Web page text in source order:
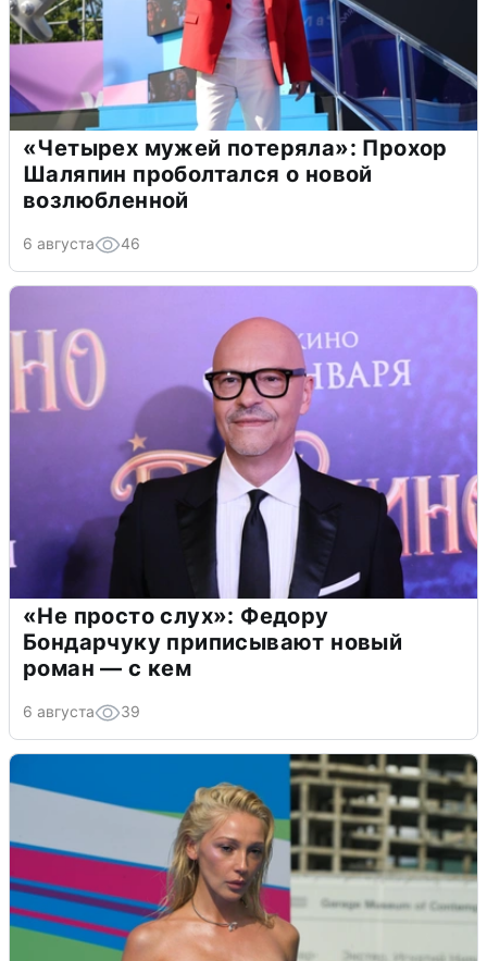
«Четырех мужей потеряла»: Прохор
Шаляпин проболтался о новой
возлюбленной
6 августа 46
«Не просто слух»: Федору
Бондарчуку приписывают новый
роман — с кем
6 августа 39